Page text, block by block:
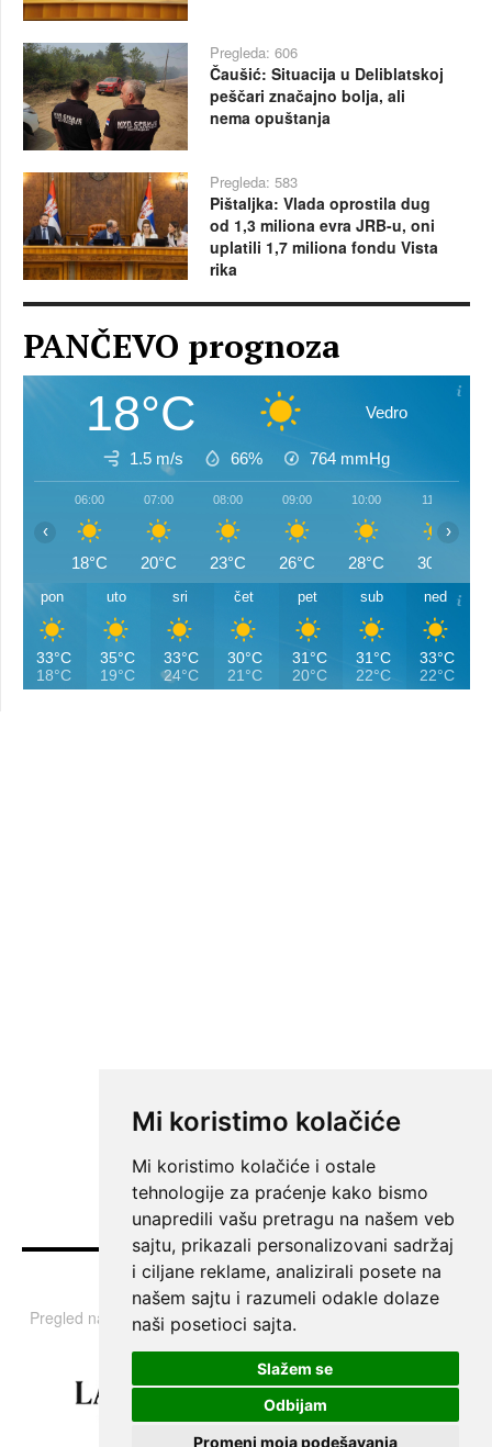
Mi koristimo kolačiće
Mi koristimo kolačiće i ostale
tehnologije za praćenje kako bismo
unapredili vašu pretragu na našem veb
sajtu, prikazali personalizovani sadržaj
i ciljane reklame, analizirali posete na
našem sajtu i razumeli odakle dolaze
naši posetioci sajta.
Slažem se
Odbijam
Promeni moja podešavanja
Pregleda: 606
Čaušić: Situacija u Deliblatskoj
peščari značajno bolja, ali
nema opuštanja
Pregleda: 583
Pištaljka: Vlada oprostila dug
od 1,3 miliona evra JRB-u, oni
uplatili 1,7 miliona fondu Vista
rika
PANČEVO prognoza
18°C Vedro
1.5 m/s 66% 764 mmHg
06:00
18°C
07:00
20°C
08:00
23°C
09:00
26°C
10:00
28°C
11:00
30°C
‹ ›
pon
33°C
18°C
uto
35°C
19°C
sri
33°C
24°C
čet
30°C
21°C
pet
31°C
20°C
sub
31°C
22°C
ned
33°C
22°C
Vesti
Pregled najvažnijih informacija i tema iz Srbije, regiona i sveta.